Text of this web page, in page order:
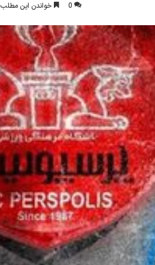
0 خواندن این مطلب 1 دقیقه زمان میبرد